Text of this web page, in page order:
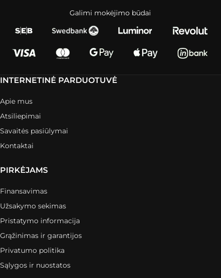
Galimi mokėjimo būdai
INTERNETINĖ PARDUOTUVĖ
Apie mus
Atsiliepimai
Savaitės pasiūlymai
Kontaktai
PIRKĖJAMS
Finansavimas
Užsakymo sekimas
Pristatymo informacija
Grąžinimas ir garantijos
Privatumo politika
Sąlygos ir nuostatos